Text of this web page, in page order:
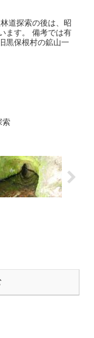
道探索の後は、昭
ます。 備考では有
黒保根村の鉱山一
索